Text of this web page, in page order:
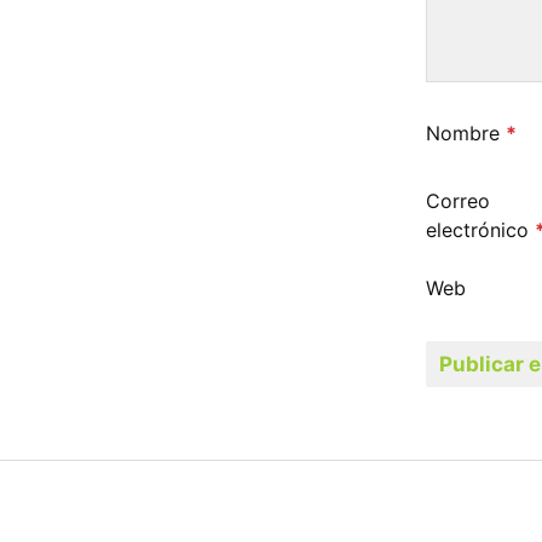
Nombre *
Correo
electrónico
Web